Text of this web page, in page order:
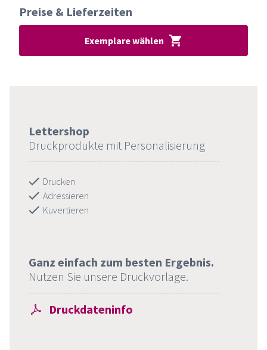
Preise & Lieferzeiten
Exemplare wählen
Lettershop
Druckprodukte mit Personalisierung
Drucken
Adressieren
Kuvertieren
Ganz einfach zum besten Ergebnis.
Nutzen Sie unsere Druckvorlage.
Druckdateninfo